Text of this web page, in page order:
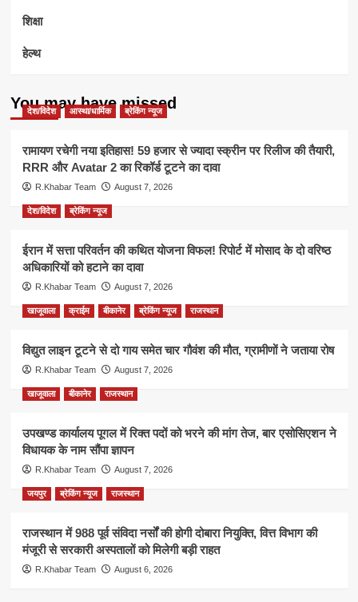
शिक्षा
हेल्थ
You may have missed
देश/विदेश आस्था/धार्मिक ब्रेकिंग न्यूज
रामायण रचेगी नया इतिहास! 59 हजार से ज्यादा स्क्रीन पर रिलीज की तैयारी,
RRR और Avatar 2 का रिकॉर्ड टूटने का दावा
R.Khabar Team August 7, 2026
देश/विदेश ब्रेकिंग न्यूज
ईरान में सत्ता परिवर्तन की कथित योजना विफल! रिपोर्ट में मोसाद के दो वरिष्ठ
अधिकारियों को हटाने का दावा
R.Khabar Team August 7, 2026
खाजूवाला क्राईम बीकानेर ब्रेकिंग न्यूज राजस्थान
विद्युत लाइन टूटने से दो गाय समेत चार गौवंश की मौत, ग्रामीणों ने जताया रोष
R.Khabar Team August 7, 2026
खाजूवाला बीकानेर राजस्थान
उपखण्ड कार्यालय पूगल में रिक्त पदों को भरने की मांग तेज, बार एसोसिएशन ने
विधायक के नाम सौंपा ज्ञापन
R.Khabar Team August 7, 2026
जयपुर ब्रेकिंग न्यूज राजस्थान
राजस्थान में 988 पूर्व संविदा नर्सों की होगी दोबारा नियुक्ति, वित्त विभाग की
मंजूरी से सरकारी अस्पतालों को मिलेगी बड़ी राहत
R.Khabar Team August 6, 2026